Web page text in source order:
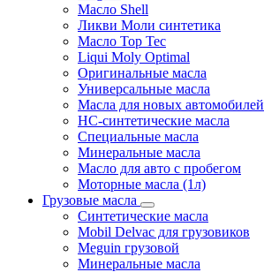
Масло Shell
Ликви Моли синтетика
Масло Top Tec
Liqui Moly Optimal
Оригинальные масла
Универсальные масла
Масла для новых автомобилей
HC-синтетические масла
Специальные масла
Минеральные масла
Масло для авто с пробегом
Моторные масла (1л)
Грузовые масла
Синтетические масла
Mobil Delvac для грузовиков
Meguin грузовой
Минеральные масла